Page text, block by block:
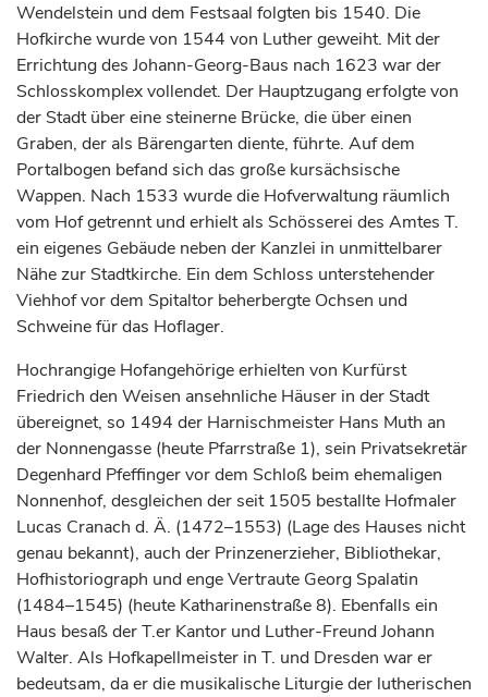
Wendelstein und dem Festsaal folgten bis 1540. Die
Hofkirche wurde von 1544 von Luther geweiht. Mit der
Errichtung des Johann-Georg-Baus nach 1623 war der
Schlosskomplex vollendet. Der Hauptzugang erfolgte von
der Stadt über eine steinerne Brücke, die über einen
Graben, der als Bärengarten diente, führte. Auf dem
Portalbogen befand sich das große kursächsische
Wappen. Nach 1533 wurde die Hofverwaltung räumlich
vom Hof getrennt und erhielt als Schösserei des Amtes T.
ein eigenes Gebäude neben der Kanzlei in unmittelbarer
Nähe zur Stadtkirche. Ein dem Schloss unterstehender
Viehhof vor dem Spitaltor beherbergte Ochsen und
Schweine für das Hoflager.
Hochrangige Hofangehörige erhielten von Kurfürst
Friedrich den Weisen ansehnliche Häuser in der Stadt
übereignet, so 1494 der Harnischmeister Hans Muth an
der Nonnengasse (heute Pfarrstraße 1), sein Privatsekretär
Degenhard Pfeffinger vor dem Schloß beim ehemaligen
Nonnenhof, desgleichen der seit 1505 bestallte Hofmaler
Lucas Cranach d. Ä. (1472–1553) (Lage des Hauses nicht
genau bekannt), auch der Prinzenerzieher, Bibliothekar,
Hofhistoriograph und enge Vertraute Georg Spalatin
(1484–1545) (heute Katharinenstraße 8). Ebenfalls ein
Haus besaß der T.er Kantor und Luther-Freund Johann
Walter. Als Hofkapellmeister in T. und Dresden war er
bedeutsam, da er die musikalische Liturgie der lutherischen